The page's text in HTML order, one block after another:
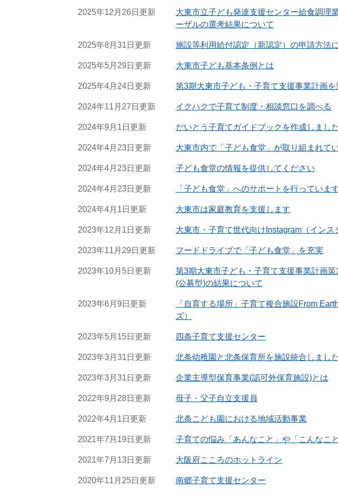
2025年12月26日更新
大東市立子ども発達支援センター給食調理
ーザルの選考結果について
2025年8月31日更新 施設等利用給付認定（新認定）の申請方法
2025年5月29日更新 大東市子ども基本条例とは
2025年4月24日更新 第3期大東市子ども・子育て支援事業計画を
2024年11月27日更新 イクハクで子育て制度・相談窓口を調べる
2024年9月1日更新 だいとう子育てガイドブックを作成しました
2024年4月23日更新 大東市内で「子ども食堂」が取り組まれて
2024年4月23日更新 子ども食堂の情報を提供してください
2024年4月23日更新 「子ども食堂」へのサポートを行っていま
2024年4月1日更新 大東市は家庭教育を支援します
2023年12月1日更新 大東市・子育て世代向けInstagram（インス
2023年11月29日更新 フードドライブで「子ども食堂」を充実
2023年10月5日更新
第3期大東市子ども・子育て支援事業計画
(公募型)の結果について
2023年6月9日更新
「自育する場所」子育て複合施設From
ズ）
2023年5月15日更新 四条子育て支援センター
2023年3月31日更新 北条幼稚園と北条保育所を施設統合しました
2023年3月31日更新 企業主導型保育事業(認可外保育施設)とは
2022年9月28日更新 母子・父子自立支援員
2022年4月1日更新 北条こども園における地域活動事業
2021年7月19日更新 子育ての悩み「あんなこと」や「こんなこと
2021年7月13日更新 大阪府こころのホットライン
2020年11月25日更新 南郷子育て支援センター